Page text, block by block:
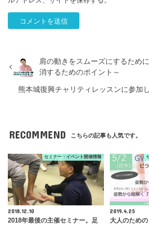
肩の動きをスムーズにするため
消するためのポイント～
熊本城復興チャリティレッスンに参加
RECOMMEND こちらの記事も人気です。
セミナー・イベント開催情報
2018.12.10
2018年最後の主催セミナー。足
2019.4.25
大人のため